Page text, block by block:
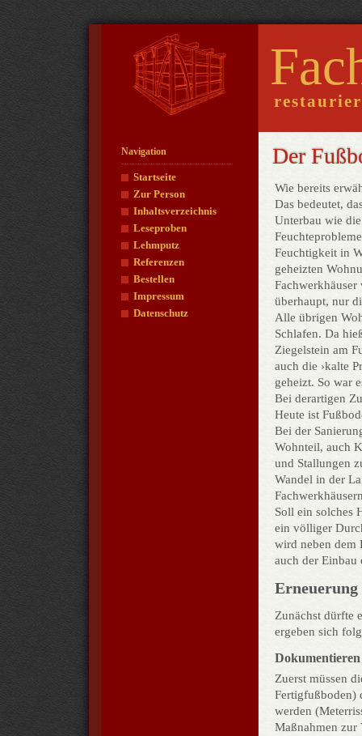
Navigation
Startseite
Zur Person
Inhaltsverzeichnis
Leseproben
Lehmputz
Referenzen
Bestellen
Impressum
Datenschutz
Der
Wie bereits
Das bedeutet,
Unterbau wie
Feuchtigkeit in
geheizten
Fachwerkhäuser
überhaupt, nur
Alle übrigen
Schlafen. Da
Ziegelstein am
auch die ›kalte
geheizt. So war
Bei derartigen
Heute ist
Bei der
Wohnteil, auch
und Stallungen
Wandel in der
Soll ein solches
ein völliger
wird neben dem
auch der Einbau
Erneuerung
Zunächst dürfte
ergeben sich
Zuerst müssen
Fertigfußboden)
werden
Maßnahmen zur